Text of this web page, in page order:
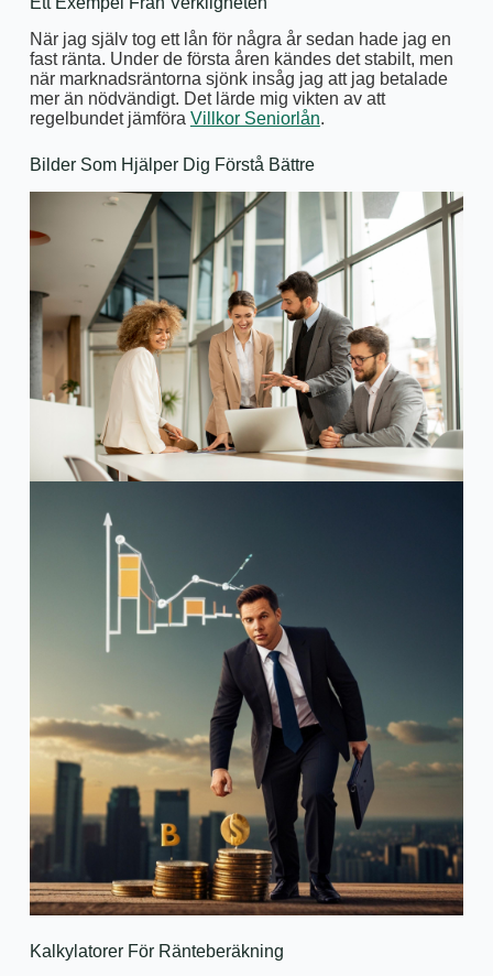
När jag själv tog ett lån för några år sedan hade jag en
fast ränta. Under de första åren kändes det stabilt, men
när marknadsräntorna sjönk insåg jag att jag betalade
mer än nödvändigt. Det lärde mig vikten av att
regelbundet jämföra Villkor Seniorlån.
Bilder Som Hjälper Dig Förstå Bättre
Kalkylatorer För Ränteberäkning